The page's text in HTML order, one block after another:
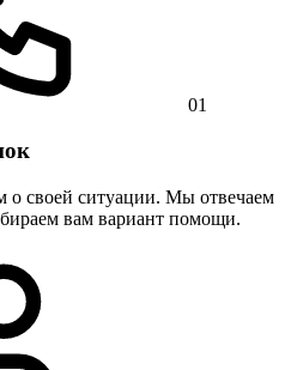
01
о своей ситуации. Мы отвечаем
вам вариант помощи.